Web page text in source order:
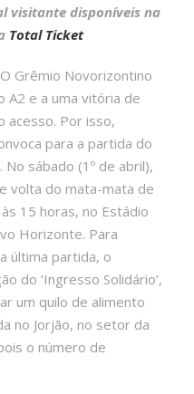
visitante disponíveis na
Total Ticket
Grêmio Novorizontino
A2 e a uma vitória de
acesso. Por isso,
para a partida do
sábado (1º de abril),
volta do mata-mata de
15 horas, no Estádio
Horizonte. Para
última partida, o
do ‘Ingresso Solidário’,
um quilo de alimento
no Jorjão, no setor da
o número de